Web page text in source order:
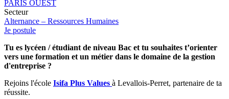
PARIS OUEST
Secteur
Alternance – Ressources Humaines
Je postule
Tu es lycéen / étudiant de niveau Bac et tu souhaites t’orienter
vers une formation et un métier dans le domaine de la gestion
d'entreprise ?
Rejoins l'école Isifa Plus Values à Levallois-Perret, partenaire de ta
réussite.